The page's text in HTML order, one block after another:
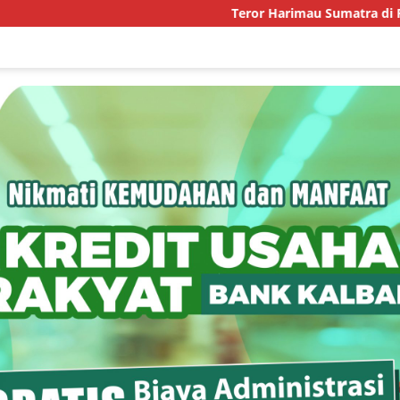
Teror Harimau Sumatra di Permukiman Aceh